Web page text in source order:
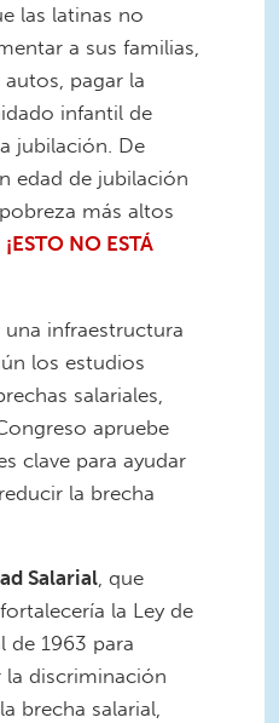
las latinas no
a sus familias,
pagar la
infantil de
jubilación. De
edad de jubilación
más altos
¡ESTO NO ESTÁ
infraestructura
los estudios
salariales,
apruebe
clave para ayudar
la brecha
Salarial, que
la Ley de
de 1963 para
discriminación
brecha salarial,